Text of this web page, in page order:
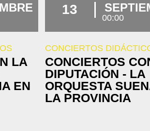
LA
EN
13
00:00
CONCIERTOS
CONCIERTOS
DIPUTACIÓN - LA
ORQUESTA
LA PROVINCIA